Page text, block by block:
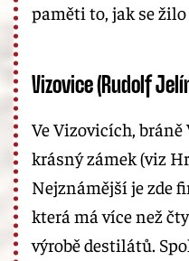
paměti to, jak se žilo
Vizovice (Rudolf
Ve Vizovicích, bráně
krásný zámek (viz
Nejznámější je zde
která má více než
výrobě destilátů.